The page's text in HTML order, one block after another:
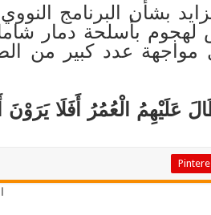
بشأن البرنامج
لهجوم بأسلحة دمار
عدد كبير من
عَلَيْهِمُ الْعُمُرُ أَفَلَا يَرَوْنَ